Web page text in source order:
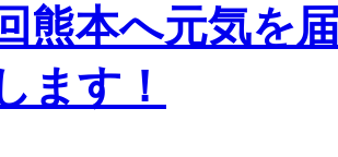
熊本へ元気を
ます！